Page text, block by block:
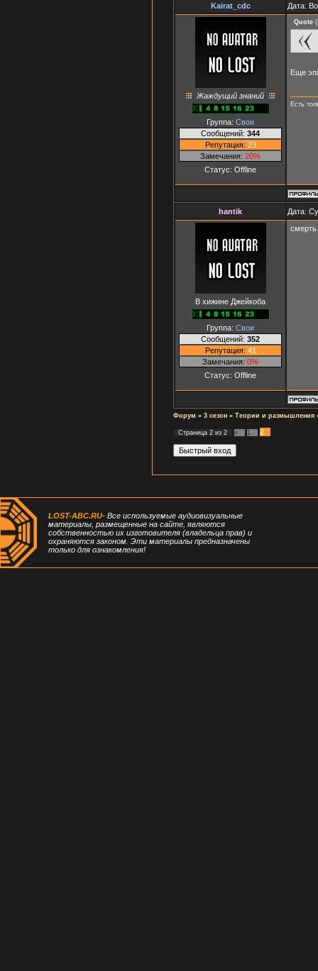
Kairat_cdc Дата:
Жаждущий знаний
Группа: Свои
Сообщений: 344
Репутация: 23
Замечания: 20%
Статус: Offline
Quote (
Eще
Есть
hantik Дата:
В хижине Джейкоба
Группа: Свои
Сообщений: 352
Репутация: 41
Замечания: 0%
Статус: Offline
смерть
Форум » 3 сезон » Теории и размышления
Страница 2 из 2 « 1 2
LOST-ABC.RU- Все используемые аудиовизуальные
материалы, размещенные на сайте, являются
собственностью их изготовителя (владельца прав) и
охраняются законом. Эти материалы предназначены
только для ознакомления!